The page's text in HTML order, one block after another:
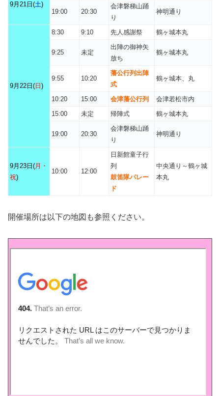
9月21日(土)
19:00 20:30
会津磐梯山踊
り
神明通り
9月22日( 日 )
8:30 9:10 先人感謝祭 鶴ヶ城本丸
9:25 未定
出陣の御神矢
放ち
鶴ヶ城本丸
9:55 10:20
藩公行列出陣
式
鶴ヶ城本、丸
10:20 15:00 会津藩公行列
会津若松市内
15:00
未定 帰陣式 鶴ヶ城本丸
19:00 20:30
会津磐梯山踊
り
神明通り
9月23日(月・
祝)
10:00 12:00
日新館童子行
列
鼓笛隊パレー
ド
中央通り～鶴ヶ城
本丸
開催場所は以下の地図も参照ください。